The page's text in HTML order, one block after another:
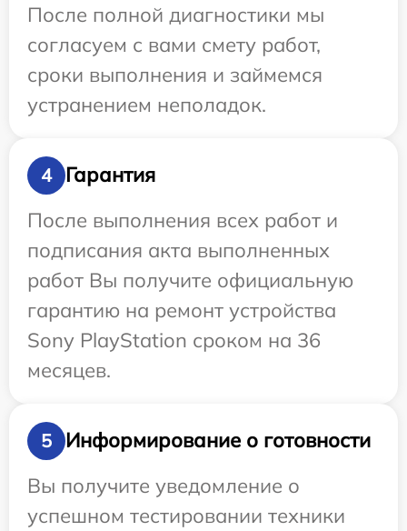
После полной диагностики мы
согласуем с вами смету работ,
сроки выполнения и займемся
устранением неполадок.
4
Гарантия
После выполнения всех работ и
подписания акта выполненных
работ Вы получите официальную
гарантию на ремонт устройства
Sony PlayStation сроком на 36
месяцев.
5
Информирование о готовности
Вы получите уведомление о
успешном тестировании техники